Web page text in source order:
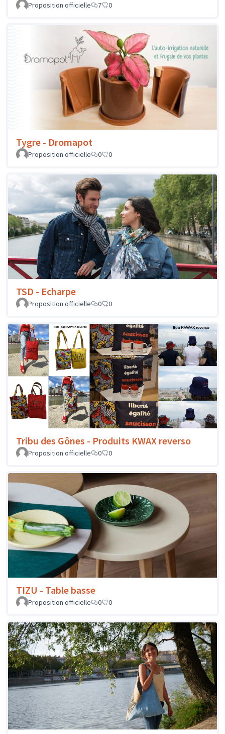
Proposition officielle 7 0
Tygre - Dromapot
Proposition officielle 0 0
TSD - Echarpe
Proposition officielle 0 0
Tribu des Gônes - Produits KWAX reverso
Proposition officielle 0 0
TIZU - Table basse
Proposition officielle 0 0